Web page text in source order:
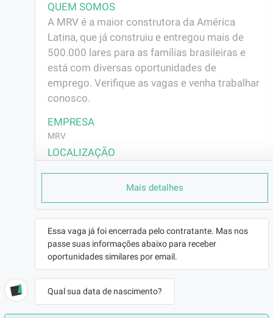
QUEM SOMOS
A MRV é a maior construtora da América
Latina, que já construiu e entregou mais de
500.000 lares para as famílias brasileiras e
está com diversas oportunidades de
emprego. Verifique as vagas e venha trabalhar
conosco.
EMPRESA
MRV
LOCALIZAÇÃO
CLT (Efetivo)
REMUNERAÇÃO
R$2455,70
VAGA AFIRMATIVA
Não
RAMO DE ATUAÇÃO
Construção Civil
Mais detalhes
Essa vaga já foi encerrada pelo contratante. Mas nos
passe suas informações abaixo para receber
oportunidades similares por email.
Qual sua data de nascimento?